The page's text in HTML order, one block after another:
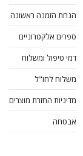
הנחת הזמנה ראשונה
ספרים אלקטרוניים
דמי טיפול ומשלוח
משלוח לחו"ל
מדיניות החזרת מוצרים
אבטחה